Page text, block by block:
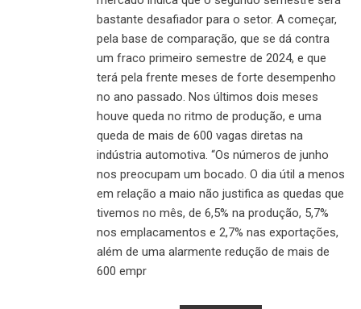
bastante desafiador para o setor. A começar,
pela base de comparação, que se dá contra
um fraco primeiro semestre de 2024, e que
terá pela frente meses de forte desempenho
no ano passado. Nos últimos dois meses
houve queda no ritmo de produção, e uma
queda de mais de 600 vagas diretas na
indústria automotiva. “Os números de junho
nos preocupam um bocado. O dia útil a menos
em relação a maio não justifica as quedas que
tivemos no mês, de 6,5% na produção, 5,7%
nos emplacamentos e 2,7% nas exportações,
além de uma alarmente redução de mais de
600 empr